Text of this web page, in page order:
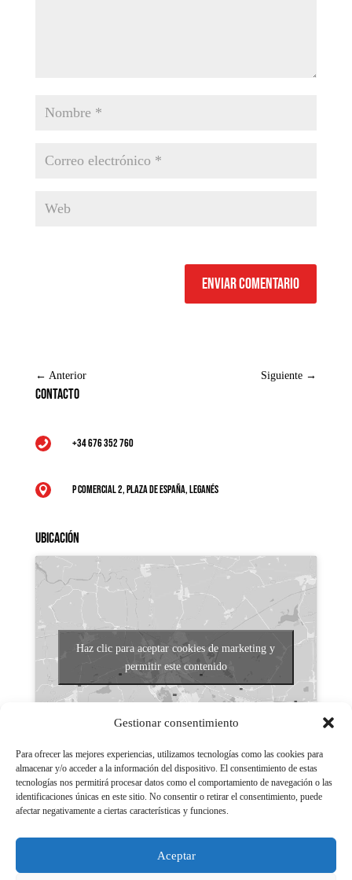
Gestionar consentimiento
Para ofrecer las mejores experiencias, utilizamos tecnologías como las cookies para
almacenar y/o acceder a la información del dispositivo. El consentimiento de estas
tecnologías nos permitirá procesar datos como el comportamiento de navegación o las
identificaciones únicas en este sitio. No consentir o retirar el consentimiento, puede
afectar negativamente a ciertas características y funciones.
Aceptar
Enviar comentario
← Anterior Siguiente →
Contacto
 +34 676 352 760
 P Comercial 2, Plaza de España, Leganés
Ubicación
Haz clic para aceptar cookies de marketing y
permitir este contenido
Aviso legal
Políticas de Privacidad
Aviso Legal